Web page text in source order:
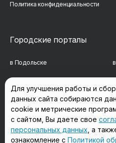
Политика конфиденциальности
Городские порталы
в Подольске
в Сергиевом Посаде
в Красногорске
в Домодедово
Для улучшения работы и
данных сайта собираются
cookie и метрические
с сайтом, Вы даете свое
персональных данных , а
ознакомление с Политикой